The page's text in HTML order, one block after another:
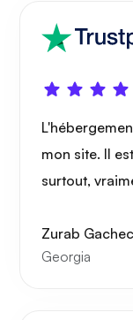
mon site. Il
surtout,
Zurab
Georgia